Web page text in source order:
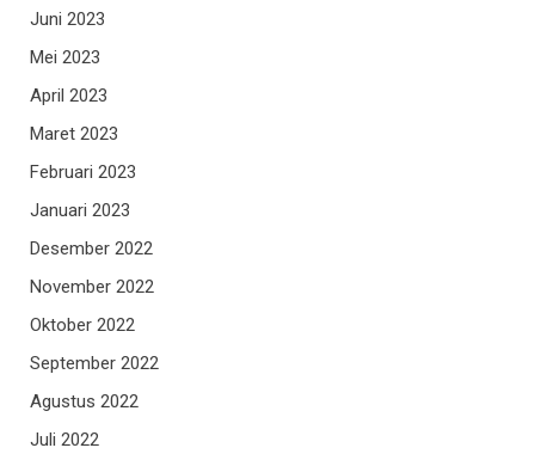
Juni 2023
Mei 2023
April 2023
Maret 2023
Februari 2023
Januari 2023
Desember 2022
November 2022
Oktober 2022
September 2022
Agustus 2022
Juli 2022